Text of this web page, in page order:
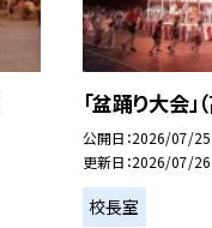
「盆踊り大会
公開日 2026/07/25
更新日 2026/07/26
校長室